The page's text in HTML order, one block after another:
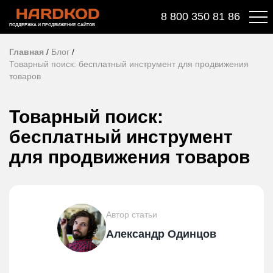
ПОДДЕРЖКА И ПРОДВИЖЕНИЕ САЙТОВ
8 800 350 81 86
Главная / Блог /
Товарный поиск: бесплатный инструмент для продвижения
товаров
Товарный поиск:
бесплатный инструмент
для продвижения товаров
Автор статьи
Александр Одинцов